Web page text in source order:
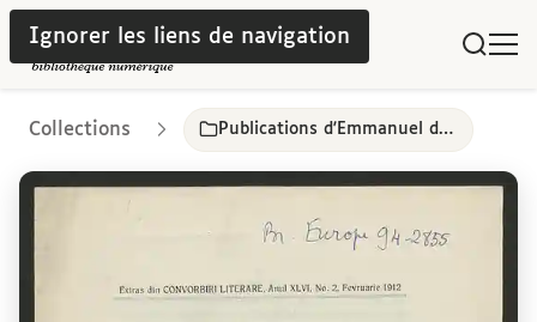
Ignorer les liens de navigation
Collections Publications d'Emmanuel de Martonne